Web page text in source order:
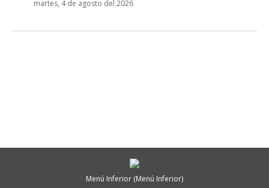
martes, 4 de agosto del 2026
Menú Inferior (Menú Inferior)